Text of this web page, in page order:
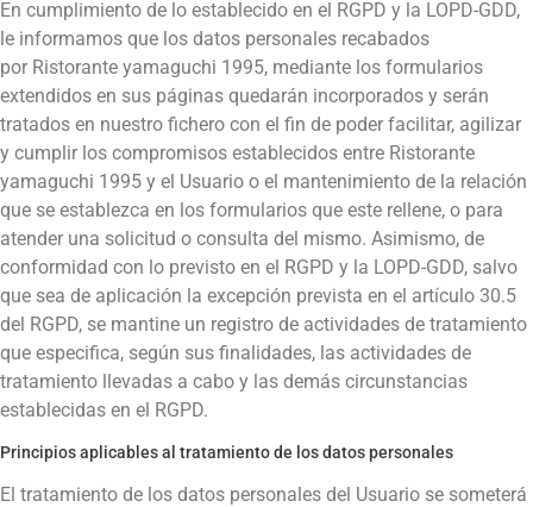
En cumplimiento de lo establecido en el RGPD y la LOPD-GDD,
le informamos que los datos personales recabados
por Ristorante yamaguchi 1995, mediante los formularios
extendidos en sus páginas quedarán incorporados y serán
tratados en nuestro fichero con el fin de poder facilitar, agilizar
y cumplir los compromisos establecidos entre Ristorante
yamaguchi 1995 y el Usuario o el mantenimiento de la relación
que se establezca en los formularios que este rellene, o para
atender una solicitud o consulta del mismo. Asimismo, de
conformidad con lo previsto en el RGPD y la LOPD-GDD, salvo
que sea de aplicación la excepción prevista en el artículo 30.5
del RGPD, se mantine un registro de actividades de tratamiento
que especifica, según sus finalidades, las actividades de
tratamiento llevadas a cabo y las demás circunstancias
establecidas en el RGPD.
Principios aplicables al tratamiento de los datos personales
El tratamiento de los datos personales del Usuario se someterá